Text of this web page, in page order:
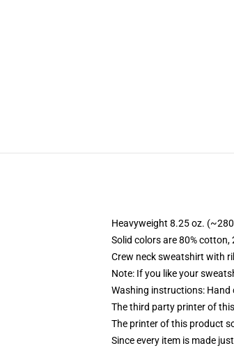
Heavyweight 8.25 oz.
Solid colors are 80% cotton,
Crew neck sweatshirt with
Note: If you like your
Washing instructions: Hand
The third party printer of
The printer of this product
Since every item is made